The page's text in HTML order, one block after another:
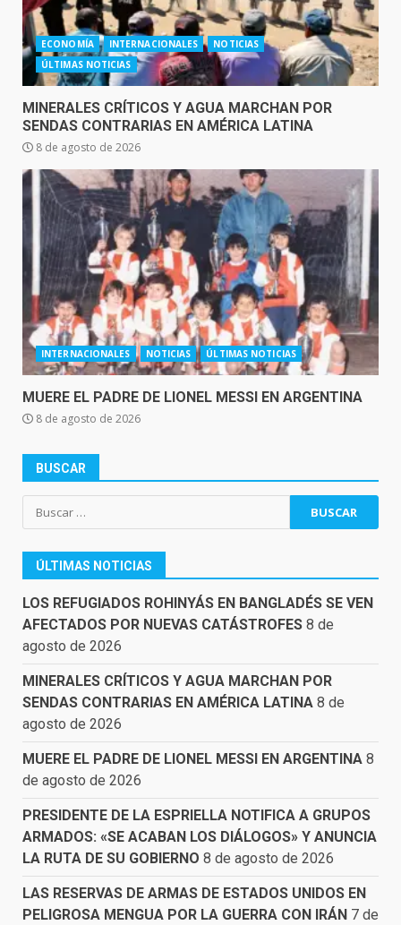
ECONOMÍA INTERNACIONALES
NOTICIAS
ÚLTIMAS NOTICIAS
MINERALES CRÍTICOS Y AGUA MARCHAN POR
SENDAS CONTRARIAS EN AMÉRICA LATINA
8 de agosto de 2026
INTERNACIONALES NOTICIAS ÚLTIMAS NOTICIAS
MUERE EL PADRE DE LIONEL MESSI EN ARGENTINA
8 de agosto de 2026
BUSCAR
Buscar:
ÚLTIMAS NOTICIAS
LOS REFUGIADOS ROHINYÁS EN BANGLADÉS SE VEN
AFECTADOS POR NUEVAS CATÁSTROFES 8 de
agosto de 2026
MINERALES CRÍTICOS Y AGUA MARCHAN POR
SENDAS CONTRARIAS EN AMÉRICA LATINA 8 de
agosto de 2026
MUERE EL PADRE DE LIONEL MESSI EN ARGENTINA 8
de agosto de 2026
PRESIDENTE DE LA ESPRIELLA NOTIFICA A GRUPOS
ARMADOS: «SE ACABAN LOS DIÁLOGOS» Y ANUNCIA
LA RUTA DE SU GOBIERNO 8 de agosto de 2026
LAS RESERVAS DE ARMAS DE ESTADOS UNIDOS EN
PELIGROSA MENGUA POR LA GUERRA CON IRÁN 7 de